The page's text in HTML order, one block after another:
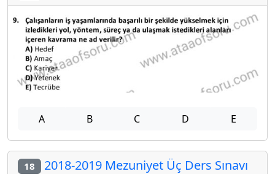
A B C D E
18 2018-2019 Mezuniyet Üç Ders Sınavı